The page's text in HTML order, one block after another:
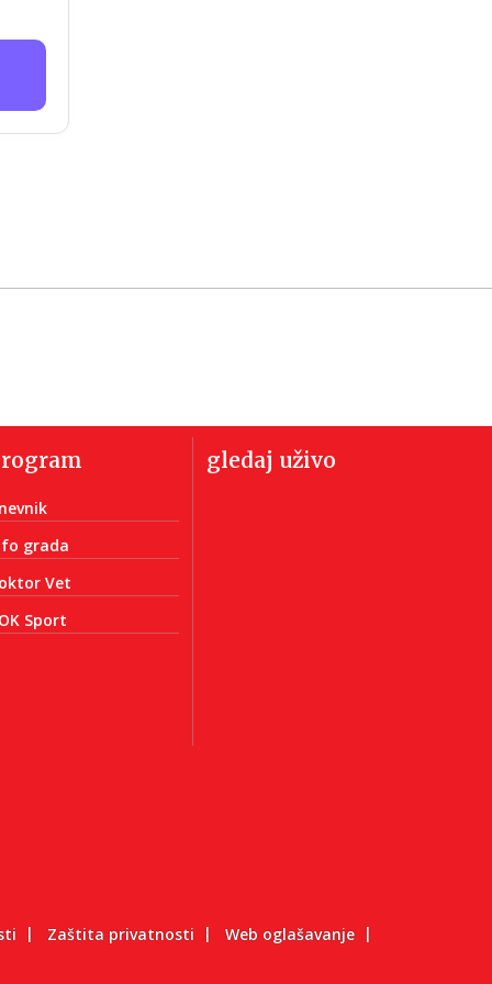
grada
Vet
Sport
gledaj uživo
Zaštita privatnosti Web oglašavanje